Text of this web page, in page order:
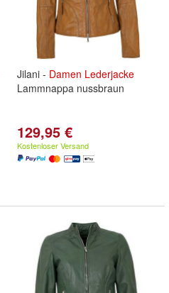
Jilani - Damen Lederjacke
Lammnappa nussbraun
129,95 €
Kostenloser Versand